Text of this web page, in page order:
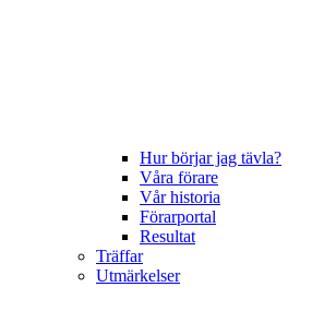
Hur börjar jag tävla?
Våra förare
Vår historia
Förarportal
Resultat
Träffar
Utmärkelser